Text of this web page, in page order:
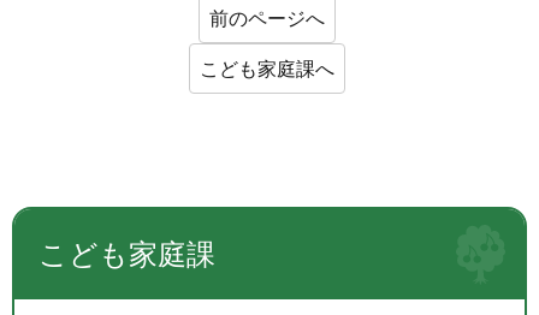
前のページへ
こども家庭課へ
こども家庭課